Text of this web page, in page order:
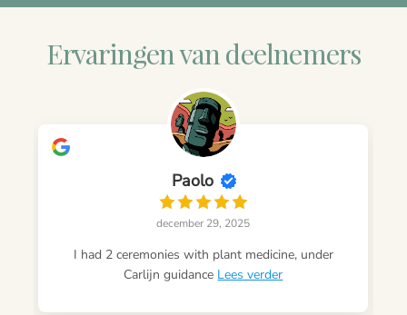
Ervaringen van deelnemers
Paolo
december 29, 2025
I had 2 ceremonies with plant medicine, under
Carlijn guidance Lees verder